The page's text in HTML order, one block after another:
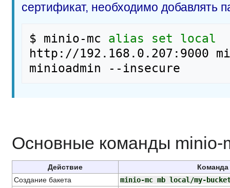
сертификат, необходимо добавлять
$ minio-mc alias set
local
http://192.168.0.207:9000
Основные команды minio-
Действие
Команда
Создание бакета
minio-mc mb local/my-